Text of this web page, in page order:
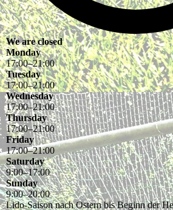
We are closed
Monday
17:00–21:00
Tuesday
17:00–21:00
Wednesday
17:00–21:00
Thursday
17:00–21:00
Friday
17:00–21:00
Saturday
9:00–17:00
Sunday
9:00–20:00
Lido-Saison nach Ostern bis Beginn der